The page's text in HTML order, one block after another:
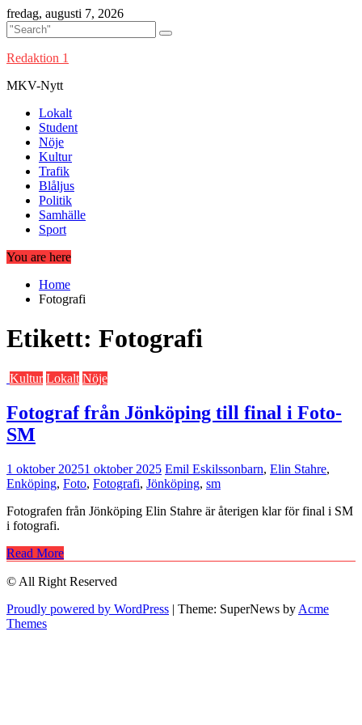
Skip
to
content
fredag, augusti 7, 2026
Redaktion 1
MKV-Nytt
Lokalt
Student
Nöje
Kultur
Trafik
Blåljus
Politik
Samhälle
Sport
You are here
Home
Fotografi
Etikett: Fotografi
Kultur Lokalt Nöje
Fotograf från Jönköping till final i Foto-
SM
1 oktober 20251 oktober 2025 Emil Eskilssonbarn, Elin Stahre,
Enköping, Foto, Fotografi, Jönköping, sm
Fotografen från Jönköping Elin Stahre är återigen klar för final i SM
i fotografi.
Read More
© All Right Reserved
Proudly powered by WordPress | Theme: SuperNews by Acme
Themes